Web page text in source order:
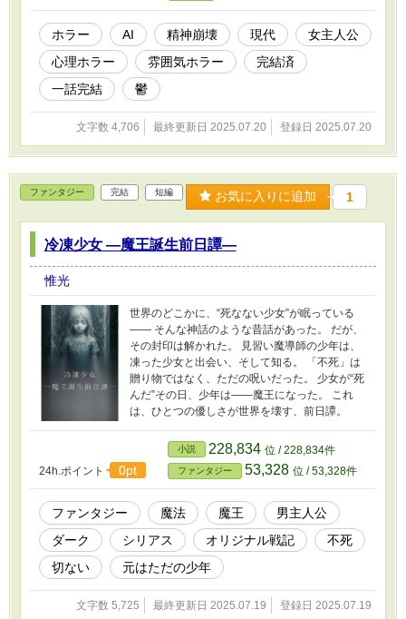
ホラー AI 精神崩壊 現代
女主人公
心理ホラー
雰囲気ホラー
完結済
一話完結
鬱
文字数 4,706 最終更新日 2025.07.20 登録日 2025.07.20
ファンタジー 完結 短編 お気に入りに追加 1
冷凍少女 ―魔王誕生前日譚―
惟光
世界のどこかに、“死なない少女”が眠っている
―― そんな神話のような昔話があった。 だが、
その封印は解かれた。 見習い魔導師の少年は、
凍った少女と出会い、そして知る。 「不死」は
贈り物ではなく、ただの呪いだった。 少女が“死
んだ”その日、少年は――魔王になった。 これ
は、ひとつの優しさが世界を壊す、前日譚。
24h.ポイント 0pt
小説 228,834 位 / 228,834件
ファンタジー 53,328 位 / 53,328件
ファンタジー 魔法 魔王
男主人公
ダーク
シリアス オリジナル戦記
不死
切ない
元はただの少年
文字数 5,725 最終更新日 2025.07.19 登録日 2025.07.19